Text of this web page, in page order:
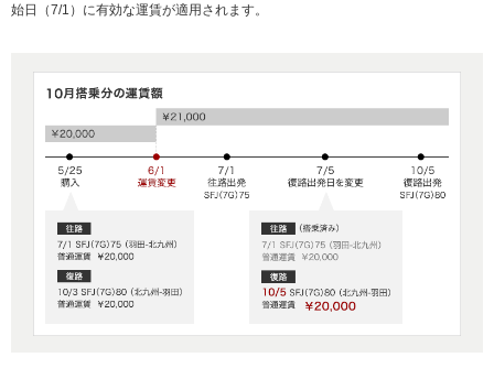
始日（7/1）に有効な運賃が適用されます。